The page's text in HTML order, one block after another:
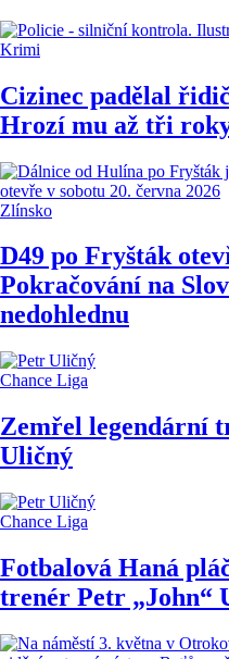
Krimi
Cizinec padělal
Hrozí mu až tři
Zlínsko
D49 po Fryšták
Pokračování na
nedohlednu
Chance Liga
Zemřel legendární
Uličný
Chance Liga
Fotbalová Haná
trenér Petr „John“